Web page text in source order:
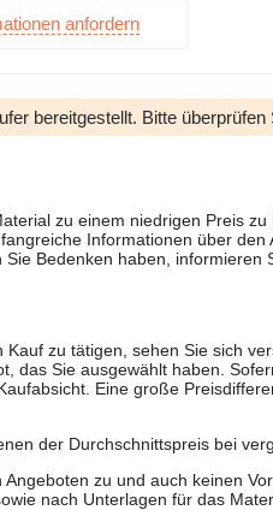
anfordern
bereitgestellt. Bitte
zu einem niedrigen Preis
Informationen über
Bedenken haben,
zu tätigen, sehen Sie sich
das Sie ausgewählt haben.
Eine große
der Durchschnittspreis bei
zu und auch keinen
nach Unterlagen für das